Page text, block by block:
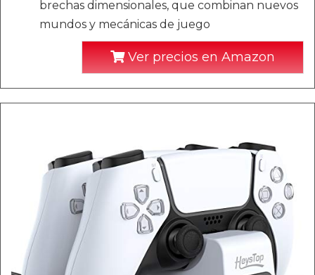
brechas dimensionales, que combinan nuevos
mundos y mecánicas de juego
Ver precios en Amazon